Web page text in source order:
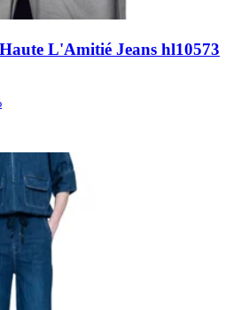
Haute L'Amitié Jeans hl10573